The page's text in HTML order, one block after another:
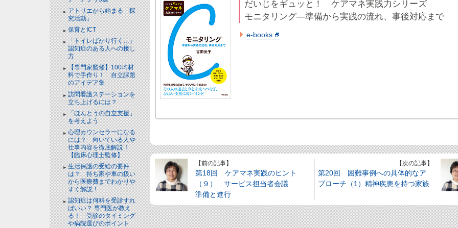
アトリエから始まる「探
究活動」
保育とICT
「トイレばかり行く…」
認知症のある人への接し
方
【専門家監修】100均材
料で手作り！ 自立課題
のアイデア集
訪問看護ステーションを
立ち上げるには？
「ほんとうの自立支援」
を考えよう
心理カウンセラーになる
には？ 向いている人や
仕事内容を徹底解説！
【臨床心理士監修】
生活保護の受給の要件
は？ 持ち家や車の扱い
から医療費までわかりや
すく解説！
認知症は何科を受診すれ
ばいい？ 専門医が教え
る！ 受診のタイミング
や病院選びのポイント
だいじをギュッと！ ケアマネ実践力シリーズ
モニタリング―準備から実践の流れ、事後対応まで
e-books
【前の記事】
第18回 ケアマネ実践のヒント
（９） サービス担当者会議
準備と進行
【次の記事】
第20回 困難事例への具体的なア
プローチ（1）精神疾患を持つ家族